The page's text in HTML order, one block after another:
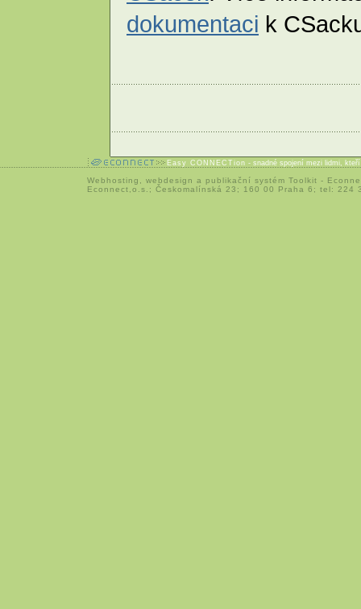
dokumentaci k
Easy CONNECTion - snadné spojení mezi lidmi,
Webhosting webdesign a publikační systém Toolkit -
Econnect,o.s.; Českomalínská 23; 160 00 Praha 6; tel: 224